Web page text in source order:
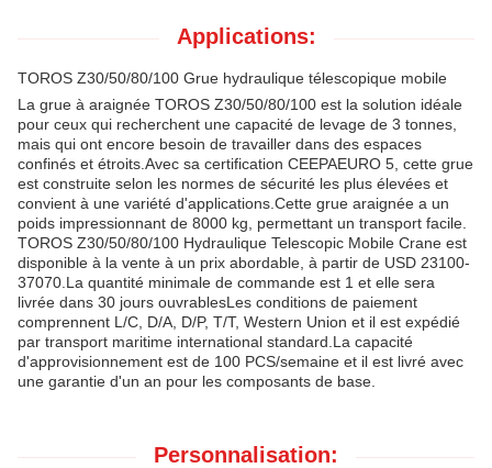
Applications:
TOROS Z30/50/80/100 Grue hydraulique télescopique mobile
La grue à araignée TOROS Z30/50/80/100 est la solution idéale
pour ceux qui recherchent une capacité de levage de 3 tonnes,
mais qui ont encore besoin de travailler dans des espaces
confinés et étroits.Avec sa certification CEEPAEURO 5, cette grue
est construite selon les normes de sécurité les plus élevées et
convient à une variété d'applications.Cette grue araignée a un
poids impressionnant de 8000 kg, permettant un transport facile.
TOROS Z30/50/80/100 Hydraulique Telescopic Mobile Crane est
disponible à la vente à un prix abordable, à partir de USD 23100-
37070.La quantité minimale de commande est 1 et elle sera
livrée dans 30 jours ouvrablesLes conditions de paiement
comprennent L/C, D/A, D/P, T/T, Western Union et il est expédié
par transport maritime international standard.La capacité
d'approvisionnement est de 100 PCS/semaine et il est livré avec
une garantie d'un an pour les composants de base.
Personnalisation: